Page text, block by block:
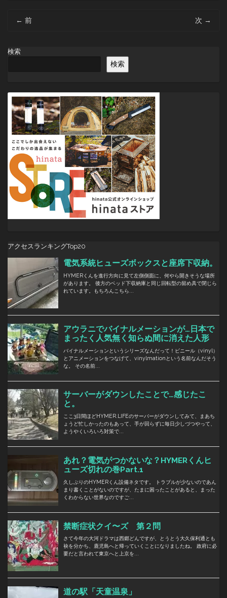
ビ
ゲ
← 前 次 →
検索
検索
アクセスランキングTop20